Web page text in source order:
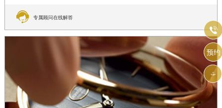
 专属顾问在线解答

预约
